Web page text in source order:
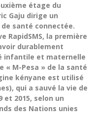
étage du
Gaju dirige un
santé connectée.
RapidSMS, la première
durablement
infantile et maternelle
« M-Pesa » de la santé
kényane est utilisé
qui a sauvé la vie de
et 2015, selon un
des Nations unies